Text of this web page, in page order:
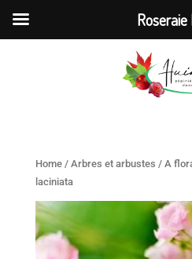
Home/ Arbres et arbustes / A
laciniata
Roseraie